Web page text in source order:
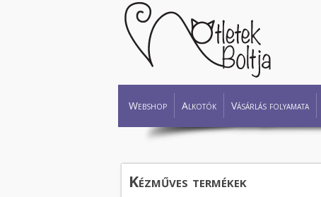
Webshop Alkotók Vásárlás folyamata
Kézműves termékek